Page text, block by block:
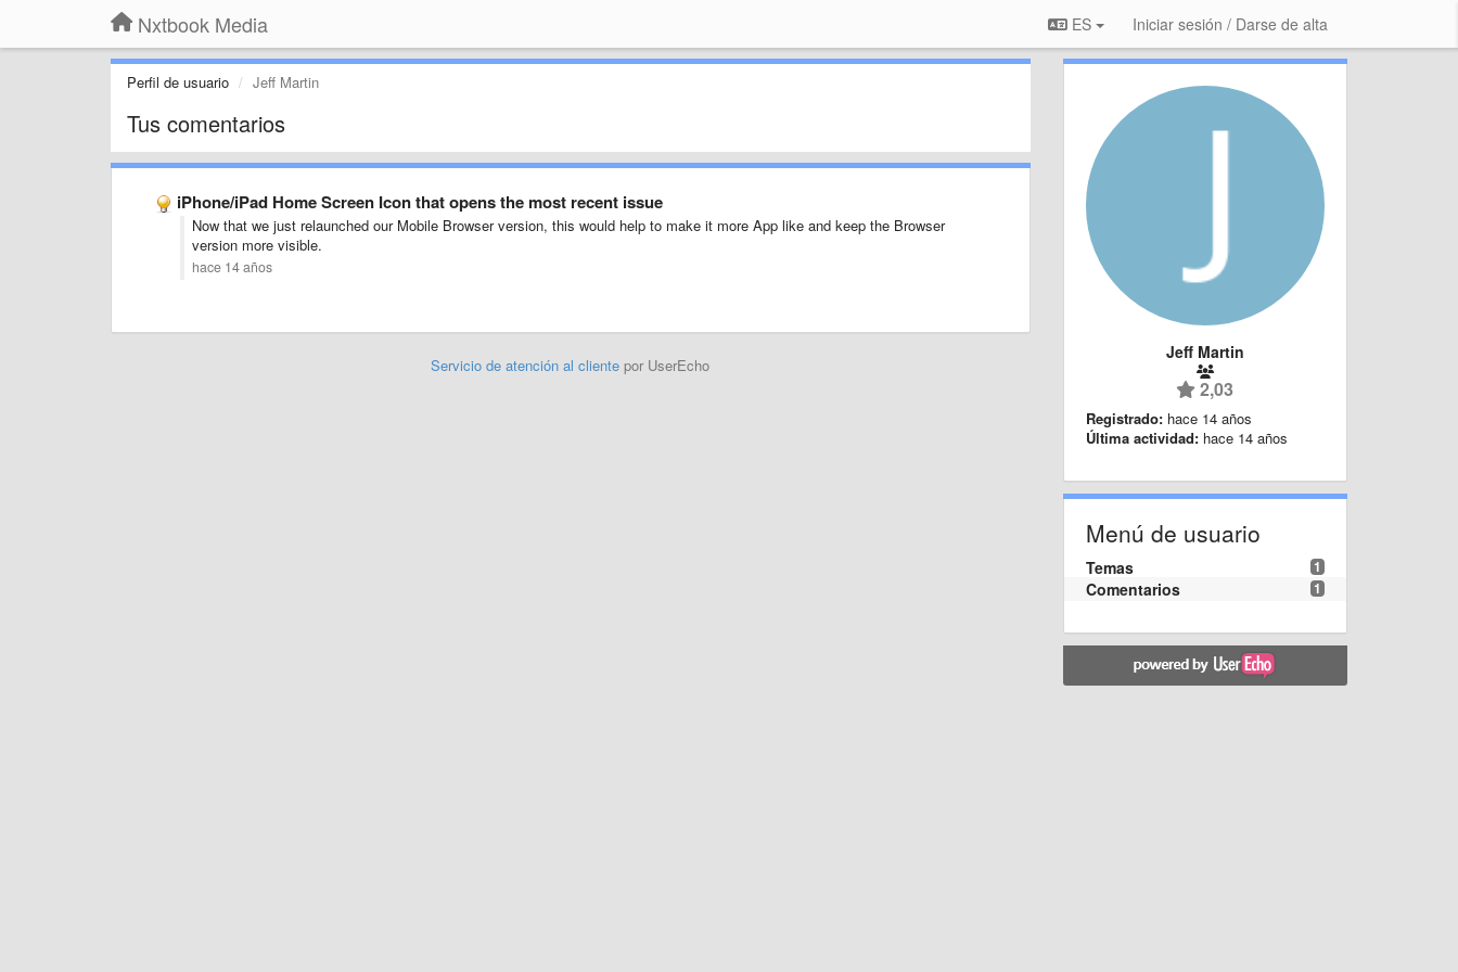
Nxtbook Media ES Iniciar sesión / Darse de alta
Perfil de usuario Jeff Martin
Tus comentarios
iPhone/iPad Home Screen Icon that opens the most recent issue
Now that we just relaunched our Mobile Browser version, this would help to make it more App like and keep the Browser
version more visible.
hace 14 años
Servicio de atención al clientepor UserEcho
Jeff Martin
2,03
Registrado: hace 14 años
Última actividad: hace 14 años
Menú de usuario
1
Temas
1
Comentarios